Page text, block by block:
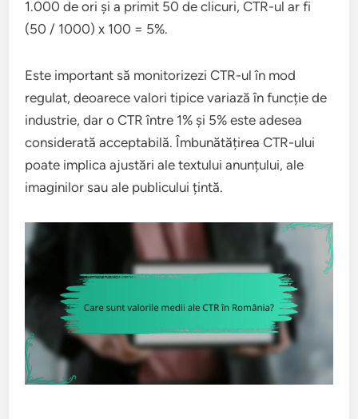
1.000 de ori și a primit 50 de clicuri, CTR-ul ar fi
(50 / 1000) x 100 = 5%.
Este important să monitorizezi CTR-ul în mod
regulat, deoarece valori tipice variază în funcție de
industrie, dar o CTR între 1% și 5% este adesea
considerată acceptabilă. Îmbunătățirea CTR-ului
poate implica ajustări ale textului anunțului, ale
imaginilor sau ale publicului țintă.